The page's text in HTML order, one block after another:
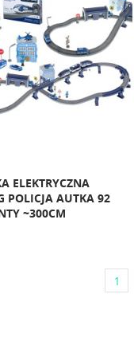
ELEKTRYCZNA
POLICJA AUTKA 92
~300CM
1